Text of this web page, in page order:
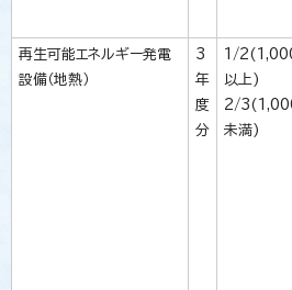
再生可能エネルギー発電
設備（地熱）
3
年
度
分
1/
以上)
2/
未満)